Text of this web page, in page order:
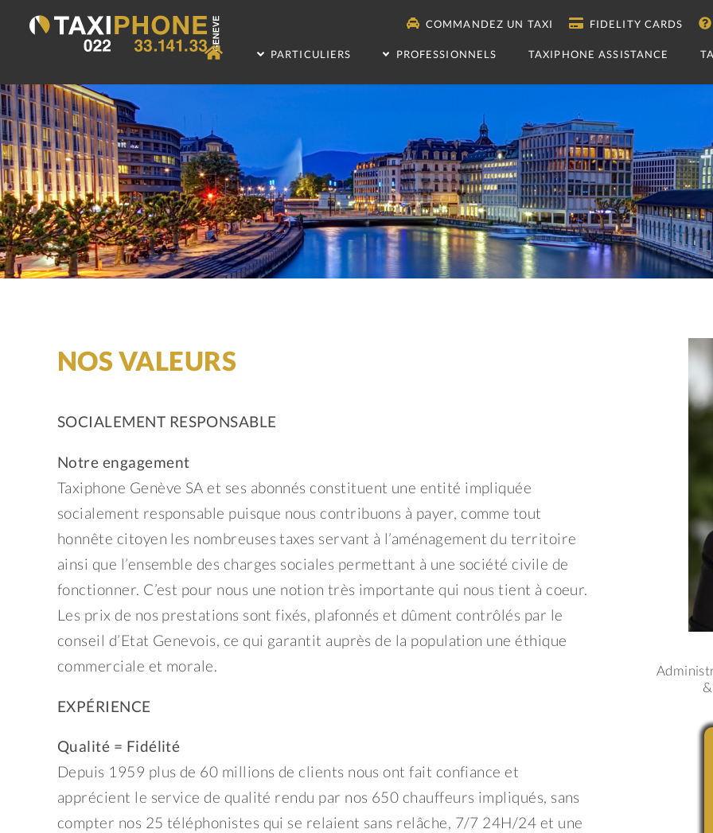
COMMANDEZ UN TAXI FIDELITY CARDS
PARTICULIERS PROFESSIONNELS TAXIPHONE ASSISTANCE
NOS VALEURS
SOCIALEMENT RESPONSABLE
Notre engagement
Taxiphone Genève SA et ses abonnés constituent une entité impliquée
socialement responsable puisque nous contribuons à payer, comme tout
honnête citoyen les nombreuses taxes servant à l’aménagement du territoire
ainsi que l’ensemble des charges sociales permettant à une société civile de
fonctionner. C’est pour nous une notion très importante qui nous tient à coeur.
Les prix de nos prestations sont fixés, plafonnés et dûment contrôlés par le
conseil d’Etat Genevois, ce qui garantit auprès de la population une éthique
commerciale et morale.
EXPÉRIENCE
Qualité = Fidélité
Depuis 1959 plus de 60 millions de clients nous ont fait confiance et
apprécient le service de qualité rendu par nos 650 chauffeurs impliqués, sans
compter nos 25 téléphonistes qui se relaient sans relâche, 7/7 24H/24 et une